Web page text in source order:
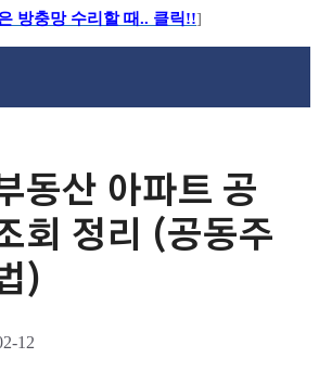
방충망 수리할 때.. 클릭!!]
동산 아파트 공
회 정리 (공동주
)
12